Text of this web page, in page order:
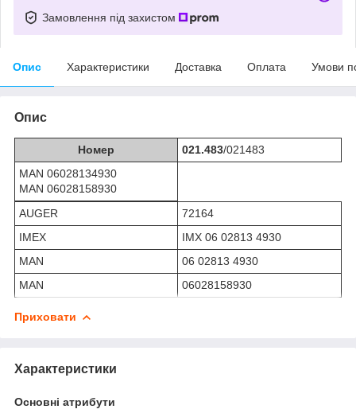
Замовлення під захистом
Опис Характеристики Доставка Оплата Умови
Опис
Номер 021.483/021483
MAN 06028134930
MAN 06028158930
AUGER
72164
IMEX
IMX 06 02813 4930
MAN
06 02813 4930
MAN
06028158930
Приховати
Характеристики
Основні атрибути